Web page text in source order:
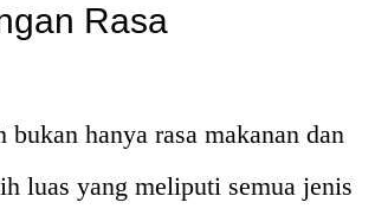
Rasa
hanya rasa makanan dan
luas yang meliputi semua jenis